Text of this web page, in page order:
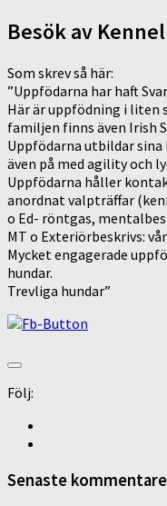
Besök av
Som skrev så här:
”Uppfödarna har haft
Här är uppfödning i liten
familjen finns även Irish
Uppfödarna utbildar
även på med agility och
Uppfödarna håller
anordnat valpträffar
o Ed- röntgas,
MT o Exteriörbeskrivs:
Mycket engagerade
hundar.
Trevliga hundar”
Följ:
Senaste